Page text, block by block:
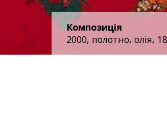
Композиція
2000, полотно, олія,